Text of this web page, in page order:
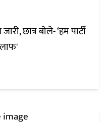
छात्र बोले- ‘हम पार्टी